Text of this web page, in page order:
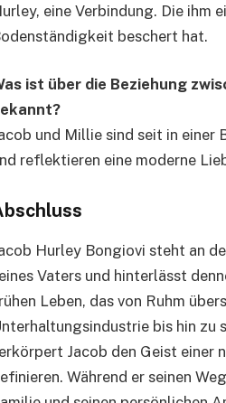
eine Verbindung. Die ihm
beschert hat.
ist über die Beziehung
und Millie sind seit in einer
reflektieren eine moderne
Hurley Bongiovi steht an
Vaters und hinterlässt
Leben, das von Ruhm
bis hin zu
Jacob den Geist einer
Während er seinen